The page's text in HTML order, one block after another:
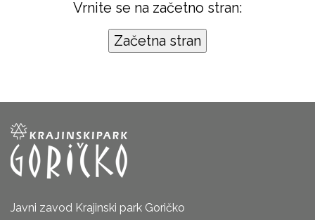
Vrnite se na začetno stran:
Javni zavod Krajinski park Goričko